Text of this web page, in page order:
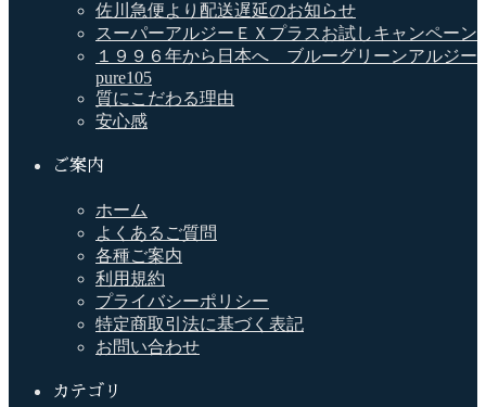
佐川急便より配送遅延のお知らせ
スーパーアルジーＥＸプラスお試しキャンペーン
１９９６年から日本へ ブルーグリーンアルジー
pure105
質にこだわる理由
安心感
ご案内
ホーム
よくあるご質問
各種ご案内
利用規約
プライバシーポリシー
特定商取引法に基づく表記
お問い合わせ
カテゴリ